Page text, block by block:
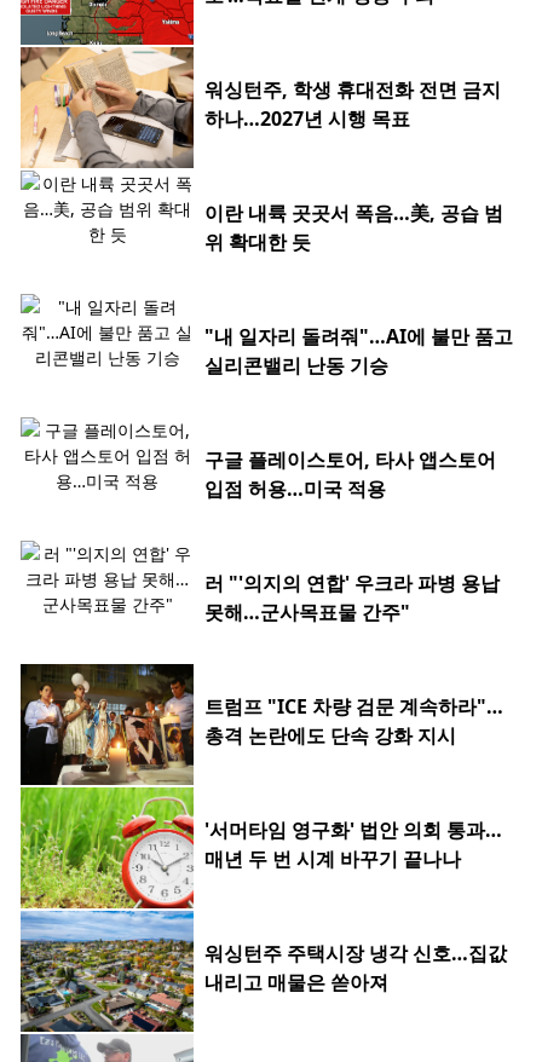
워싱턴주, 학생 휴대전화 전면 금지
하나…2027년 시행 목표
이란 내륙 곳곳서 폭음…美, 공습 범
위 확대한 듯
"내 일자리 돌려줘"…AI에 불만 품고
실리콘밸리 난동 기승
구글 플레이스토어, 타사 앱스토어
입점 허용…미국 적용
러 "'의지의 연합' 우크라 파병 용납
못해…군사목표물 간주"
트럼프 "ICE 차량 검문 계속하라"…
총격 논란에도 단속 강화 지시
'서머타임 영구화' 법안 의회 통과…
매년 두 번 시계 바꾸기 끝나나
워싱턴주 주택시장 냉각 신호…집값
내리고 매물은 쏟아져